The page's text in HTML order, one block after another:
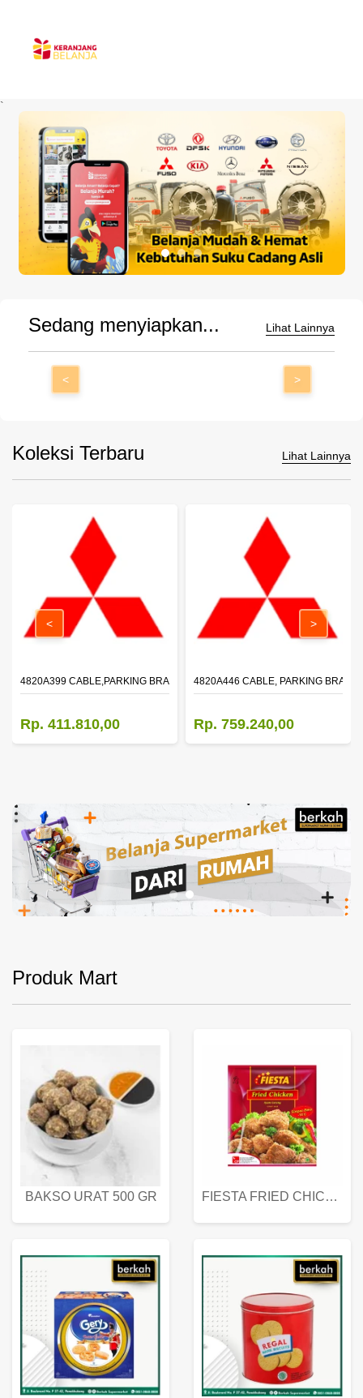
`
Sedang menyiapkan... Lihat Lainnya
< >
Koleksi Terbaru Lihat Lainnya
4820A399 CABLE,PARKING BRAKE,FR
Rp. 411.810,00
4820A446 CABLE, PARKING
Rp. 759.240,00
< >
Produk Mart
BAKSO URAT 500 GR FIESTA FRIED CHICKEN 500 GR